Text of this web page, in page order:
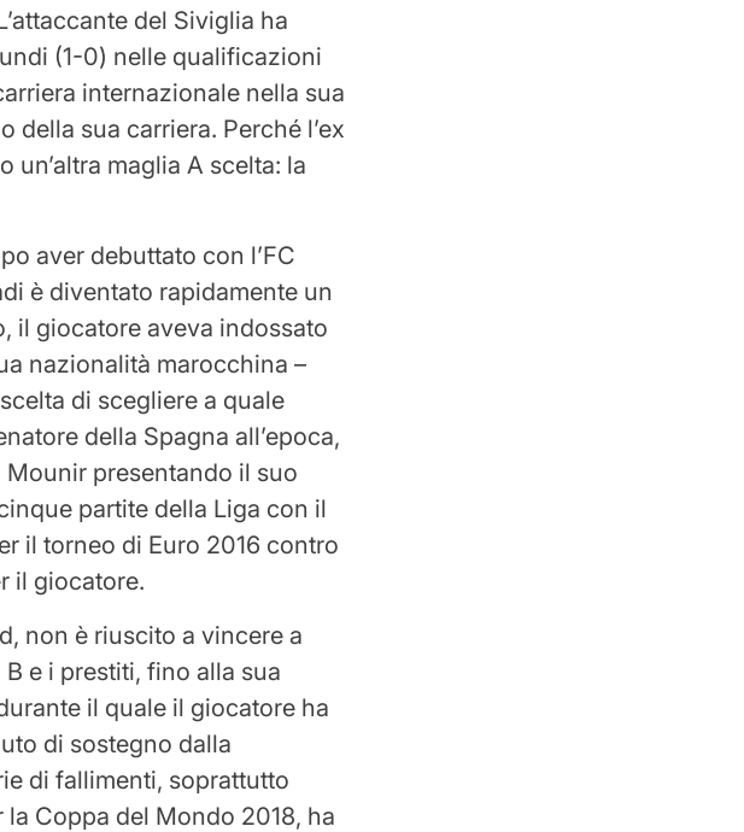
del Siviglia ha
(1-0) nelle qualificazioni
internazionale nella sua
della sua carriera. Perché l’ex
un’altra maglia A scelta: la
aver debuttato con l’FC
è diventato rapidamente un
il giocatore aveva indossato
nazionalità marocchina –
di scegliere a quale
della Spagna all’epoca,
presentando il suo
partite della Liga con il
il torneo di Euro 2016 contro
il giocatore.
non è riuscito a vincere a
e i prestiti, fino alla sua
il quale il giocatore ha
di sostegno dalla
di fallimenti, soprattutto
Coppa del Mondo 2018, ha